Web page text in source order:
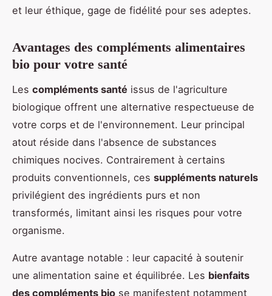
et leur éthique, gage de fidélité pour ses adeptes.
Avantages des compléments alimentaires
bio pour votre santé
Les compléments santé issus de l'agriculture
biologique offrent une alternative respectueuse de
votre corps et de l'environnement. Leur principal
atout réside dans l'absence de substances
chimiques nocives. Contrairement à certains
produits conventionnels, ces suppléments naturels
privilégient des ingrédients purs et non
transformés, limitant ainsi les risques pour votre
organisme.
Autre avantage notable : leur capacité à soutenir
une alimentation saine et équilibrée. Les bienfaits
des compléments bio se manifestent notamment